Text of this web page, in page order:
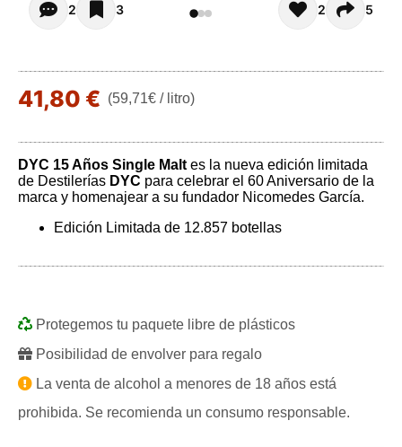
Opiniones de clientes (2)
2 3 2 5
41,80 € (59,71€ / litro)
DYC 15 Años Single Malt es la nueva edición limitada
de Destilerías DYC para celebrar el 60 Aniversario de la
marca y homenajear a su fundador Nicomedes García.
Edición Limitada de 12.857 botellas
Protegemos tu paquete libre de plásticos
Posibilidad de envolver para regalo
La venta de alcohol a menores de 18 años está
prohibida. Se recomienda un consumo responsable.